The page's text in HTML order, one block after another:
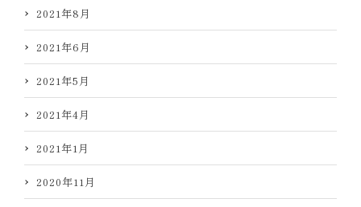
2021年8月
2021年6月
2021年5月
2021年4月
2021年1月
2020年11月